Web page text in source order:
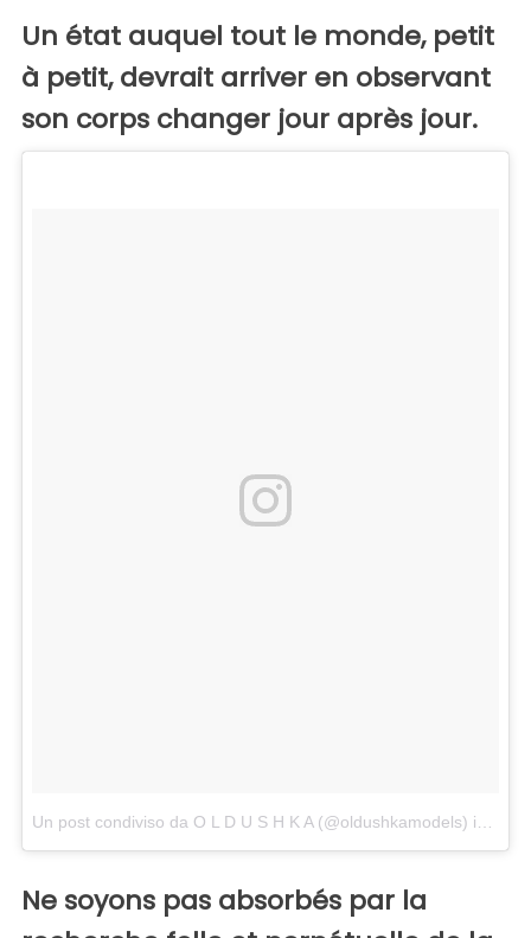
Un état auquel tout le monde, petit
à petit, devrait arriver en observant
son corps changer jour après jour.
Un post condiviso da O L D U S H K A (@oldushkamodels) in data:
Ne soyons pas absorbés par la